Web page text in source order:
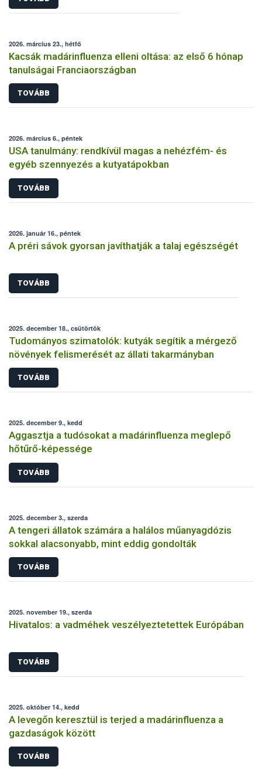
2026. március 23., hétfő
Kacsák madárinfluenza elleni oltása: az első 6 hónap
tanulságai Franciaországban
TOVÁBB
2026. március 6., péntek
USA tanulmány: rendkívül magas a nehézfém- és
egyéb szennyezés a kutyatápokban
TOVÁBB
2026. január 16., péntek
A préri sávok gyorsan javíthatják a talaj egészségét
TOVÁBB
2025. december 18., csütörtök
Tudományos szimatolók: kutyák segítik a mérgező
növények felismerését az állati takarmányban
TOVÁBB
2025. december 9., kedd
Aggasztja a tudósokat a madárinfluenza meglepő
hőtűrő-képessége
TOVÁBB
2025. december 3., szerda
A tengeri állatok számára a halálos műanyagdózis
sokkal alacsonyabb, mint eddig gondolták
TOVÁBB
2025. november 19., szerda
Hivatalos: a vadméhek veszélyeztetettek Európában
TOVÁBB
2025. október 14., kedd
A levegőn keresztül is terjed a madárinfluenza a
gazdaságok között
TOVÁBB